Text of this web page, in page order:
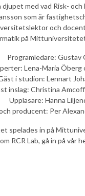
med vad Risk-
som är
och
på
Programledare: Gustav
Lena-Maria Öberg
i studion: Lennart
inslag: Christina
Uppläsare: Hanna
producent: Per
spelades in på
RCR Lab, gå in på vår